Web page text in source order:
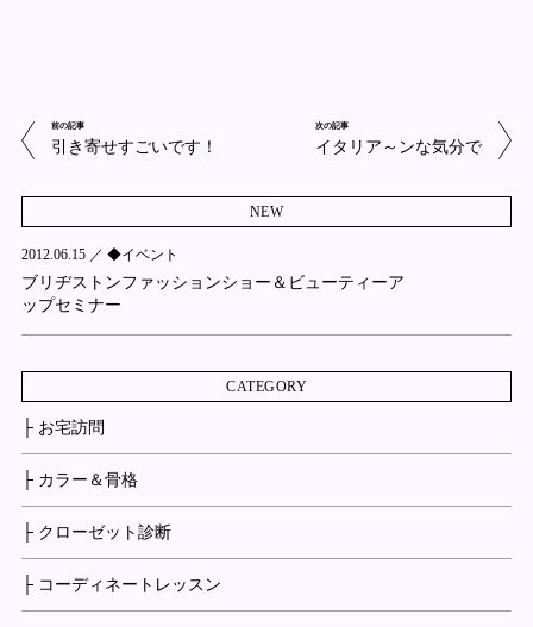
前の記事
引き寄せすごいです！
次の記事
イタリア～ンな気分で
NEW
2012.06.15 ／ ◆イベント
ブリヂストンファッションショー＆ビューティーア
ップセミナー
CATEGORY
├ お宅訪問
├ カラー＆骨格
├ クローゼット診断
├ コーディネートレッスン